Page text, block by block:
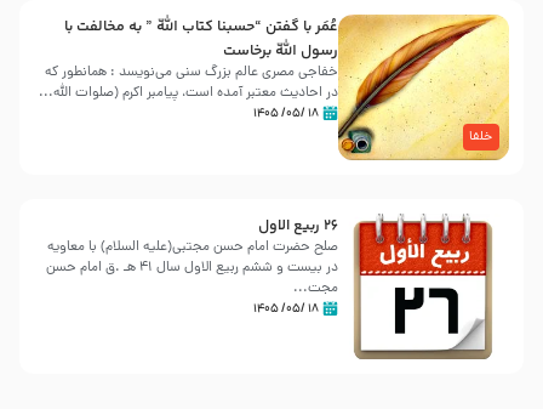
خلفا
عُمَر با گفتن “حسبنا كتاب اللّه ” به مخالفت با
رسول اللّه برخاست
خفاجی مصری عالم بزرگ سنی می‌نویسد : همانطور که
در احادیث معتبر آمده است، پیامبر اکرم (صلوات اللّه...
۱۸ /۰۵/ ۱۴۰۵
26 ربيع الاول
صلح حضرت امام حسن مجتبی(علیه السلام) با معاویه
در بیست و ششم ربیع الاول سال 41 هـ .ق امام حسن
مجت...
۱۸ /۰۵/ ۱۴۰۵